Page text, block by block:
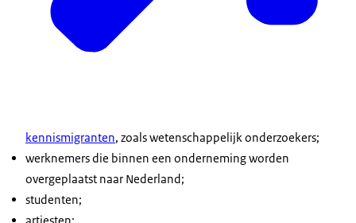
kennismigranten, zoals wetenschappelijk onderzoekers;
werknemers die binnen een onderneming worden
overgeplaatst naar Nederland;
studenten;
artiesten;